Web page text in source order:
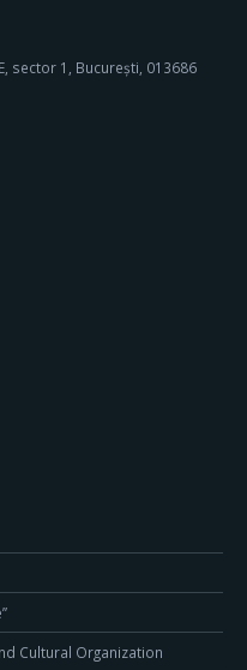
sector 1, București, 013686
Cultural Organization